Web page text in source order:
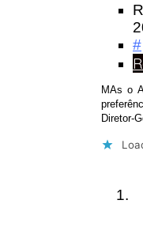
#
MAs o
Diretor-